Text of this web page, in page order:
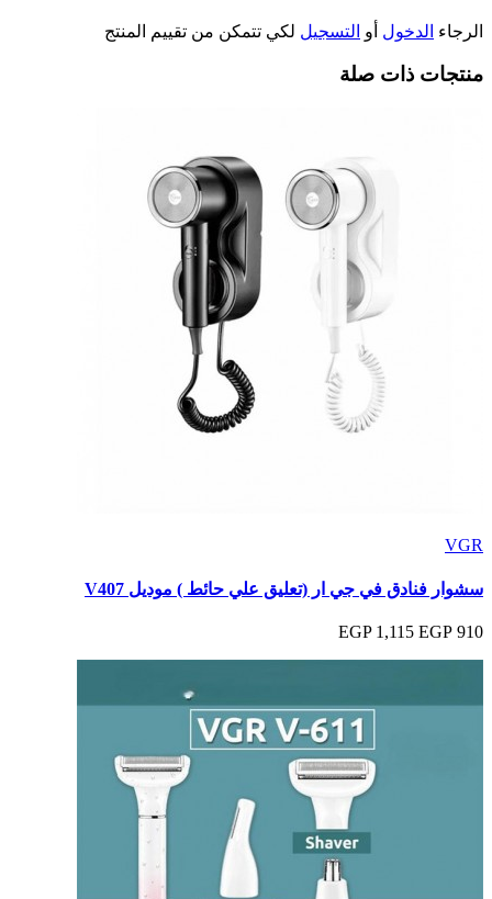
الرجاء الدخول أو التسجيل لكي تتمكن من تقييم المنتج
منتجات ذات صلة
VGR
سشوار فنادق في جي ار (تعليق علي حائط ) موديل V407
910 EGP
1,115 EGP